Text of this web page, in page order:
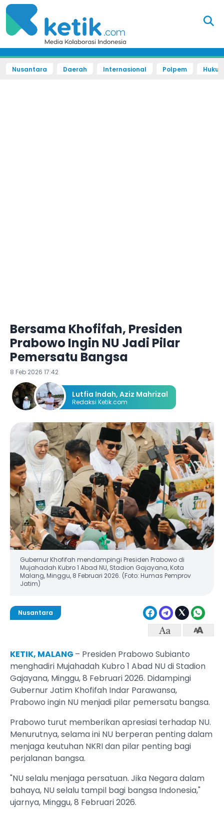
Nusantara Daerah Internasional Polpem
Bersama Khofifah, Presiden
Prabowo Ingin NU Jadi Pilar
Pemersatu Bangsa
8 Feb 2026 17:42
Lutfia Indah, Aziz Mahrizal
Redaksi Ketik.com
Gubernur Khofifah mendampingi Presiden Prabowo di
Mujahadah Kubro 1 Abad NU, Stadion Gajayana, Kota
Malang, Minggu, 8 Februari 2026. (Foto: Humas Pemprov
Jatim)
Nusantara
KETIK, MALANG – Presiden Prabowo Subianto
menghadiri Mujahadah Kubro 1 Abad NU di Stadion
Gajayana, Minggu, 8 Februari 2026. Didampingi
Gubernur Jatim Khofifah Indar Parawansa,
Prabowo ingin NU menjadi pilar pemersatu bangsa.
Prabowo turut memberikan apresiasi terhadap NU.
Menurutnya, selama ini NU berperan penting dalam
menjaga keutuhan NKRI dan pilar penting bagi
perjalanan bangsa.
"NU selalu menjaga persatuan. Jika Negara dalam
bahaya, NU selalu tampil bagi bangsa Indonesia,"
ujarnya, Minggu, 8 Februari 2026.